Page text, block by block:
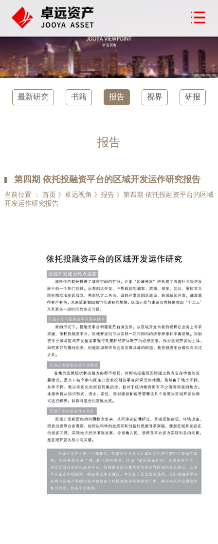
最新研究 书籍 报告 视界 研报
报告
第四期 依托投融资平台的区域开发运作研究报告
当前位置 ： 首页 》卓远视角 》报告 》第四期 依托投融资平台的区域
开发运作研究报告